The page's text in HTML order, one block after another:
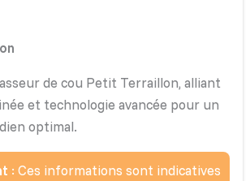
de cou Petit Terraillon, alliant
et technologie avancée pour un
optimal.
: Ces informations sont indicatives